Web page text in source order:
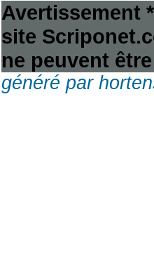
Avertissement
site
ne peuvent
généré par